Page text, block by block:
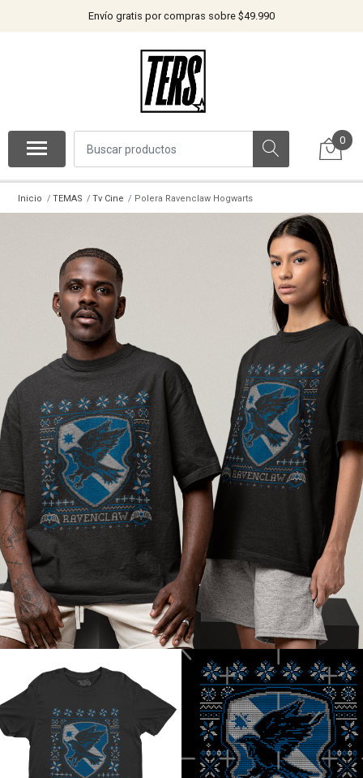
Envío gratis por compras sobre $49.990
0
Inicio TEMAS Tv Cine Polera Ravenclaw Hogwarts